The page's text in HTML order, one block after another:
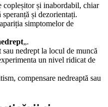
și inabordabil, chiar
și dezorientați.
simptomelor de
„.
nedrept la locul de muncă
un nivel ridicat de
compensare nedreaptă sau